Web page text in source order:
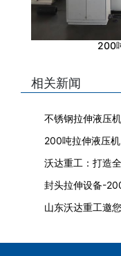
200
相关新闻
不锈钢拉伸液压
200吨拉伸液压
沃达重工：打造
封头拉伸设备-
山东沃达重工邀